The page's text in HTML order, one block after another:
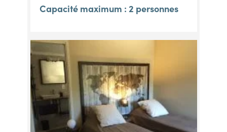
Capacité maximum : 2 personnes